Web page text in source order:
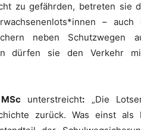
zu gefährden, betreten sie
– auch
neben Schutzwegen
dürfen sie den Verkehr
unterstreicht: „Die
zurück. Was einst als